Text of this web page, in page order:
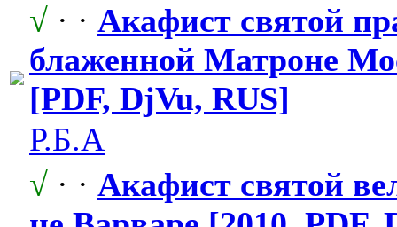
√ · · Акафист святой
блаженной Матроне
[PDF, DjVu, RUS]
Р.Б.А
√ · · Акафист святой